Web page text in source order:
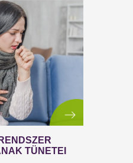
NAGYOBB
NEM BESZÉL…
melyek sokkal súlyosabb károkat
embert érintenek és sokkal
veszítünk el általuk...